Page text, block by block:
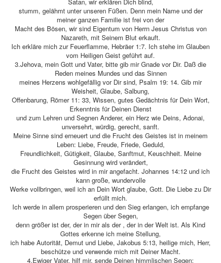
stumm, gelähmt unter unseren Füßen. Denn mein Name und der
meiner ganzen Familie ist frei von der
Macht des Bösen, wir sind Eigentum von Herrn Jesus Christus von
Nazareth, mit Seinem Blut erkauft.
Ich erkläre mich zur Feuerflamme, Hebräer 1:7. Ich stehe im Glauben
vom Heiligen Geist geführt auf.
3.Jehova, mein Gott und Vater, bitte gib mir Gnade vor Dir. Daß die
Reden meines Mundes und das Sinnen
meines Herzens wohlgefällig vor Dir sind, Psalm 19: 14. Gib mir
Weisheit, Glaube, Salbung,
Offenbarung, Römer 11: 33, Wissen, gutes Gedächtnis für Dein Wort,
Erkenntnis für Deinen Dienst
und zum Lehren und Segnen Anderer, ein Herz wie Deins, Adonai,
unversehrt, würdig, gerecht, sanft.
Meine Sinne sind erneuert und die Frucht des Geistes ist in meinem
Leben: Liebe, Freude, Friede, Geduld,
Freundlichkeit, Gütigkeit, Glaube, Sanftmut, Keuschheit. Meine
Gesinnung wird verändert,
die Frucht des Geistes wird in mir angefacht. Johannes 14:12 und ich
kann große, wundervolle
Werke vollbringen, weil ich an Dein Wort glaube, Gott. Die Liebe zu Dir
erfüllt mich.
Ich werde in allem prosperieren und den Sieg erlangen, ich empfange
Segen über Segen,
denn größer ist der, der in mir als der , der in der Welt ist. Als Kind
Gottes erkenne ich meine Stellung,
ich habe Autorität, Demut und Liebe, Jakobus 5:13, heilige mich, Herr,
beschütze und verwende mich mit Deiner Macht.
4.Ewiger Vater, hilf mir, sende Deinen himmlischen Segen: